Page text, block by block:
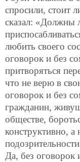
спросили, стоит
сказал: «Должны
любить своего
оговорок и без
притворяться
что не верю в
оговорок и без
гражданин,
обществе,
конструктивно,
Да, без оговорок